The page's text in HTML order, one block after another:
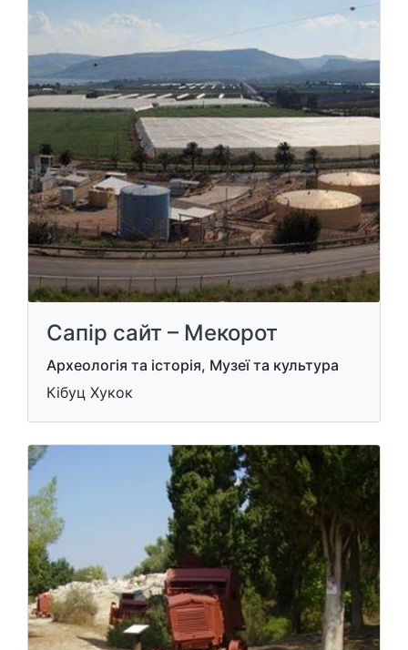
Сапір сайт – Мекорот
Археологія та історія, Музеї та культура
Кібуц Хукок